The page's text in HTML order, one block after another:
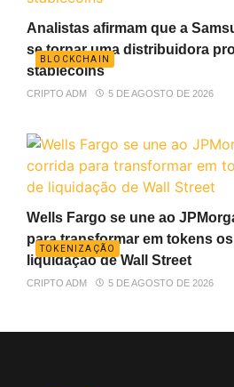
BLOCKCHAIN
Analistas afirmam que a
se tornar uma distribuidora
stablecoins
CRIPTO ADM 5 DE AGOSTO DE 2026
TOKENIZAÇÃO
Wells Fargo se une ao
para transformar em tokens
liquidação de Wall Street
CRIPTO ADM 5 DE AGOSTO DE 2026